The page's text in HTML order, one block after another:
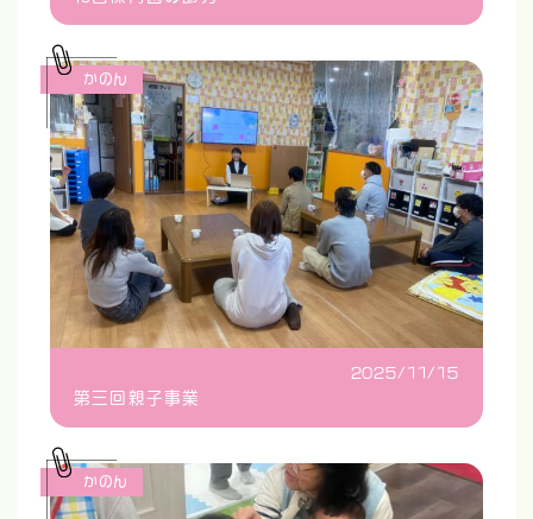
2025/11/15
第三回親子事業
かのん
かのん